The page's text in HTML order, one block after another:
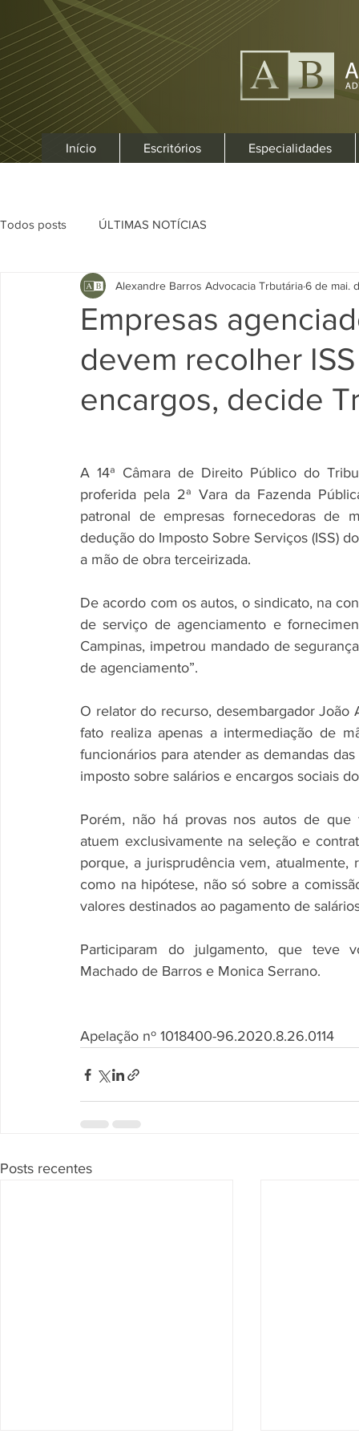
Início Escritórios Especialidades
Todos posts ÚLTIMAS NOTÍCIAS
Empresas
devem recolher
encargos, decide
Alexandre Barros Advocacia Trbutária6 de mai.
A 14ª Câmara de Direito Público do
proferida pela 2ª Vara da Fazenda
patronal de empresas fornecedoras de
dedução do Imposto Sobre Serviços (ISS)
a mão de obra terceirizada.
De acordo com os autos, o sindicato, na
de serviço de agenciamento e
Campinas, impetrou mandado de
de agenciamento”.
O relator do recurso, desembargador
fato realiza apenas a intermediação de
funcionários para atender as demandas
imposto sobre salários e encargos sociais
Porém, não há provas nos autos de que
atuem exclusivamente na seleção e
porque, a jurisprudência vem,
como na hipótese, não só sobre a
valores destinados ao pagamento de
Participaram do julgamento, que teve
Machado de Barros e Monica Serrano.
Apelação nº 1018400-96.2020.8.26.0114
Posts recentes